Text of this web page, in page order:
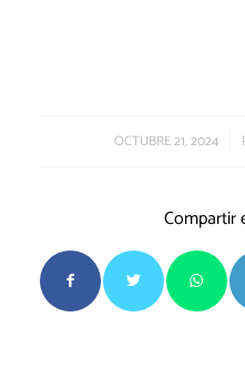
OCTUBRE 21, 2024
/
Compartir